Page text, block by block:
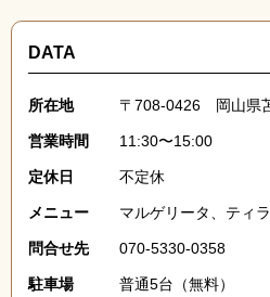
DATA
所在地 〒708-0426 岡山県
営業時間 11:30〜15:00
定休日 不定休
メニュー マルゲリータ、ティ
問合せ先 070-5330-0358
駐車場 普通5台（無料）